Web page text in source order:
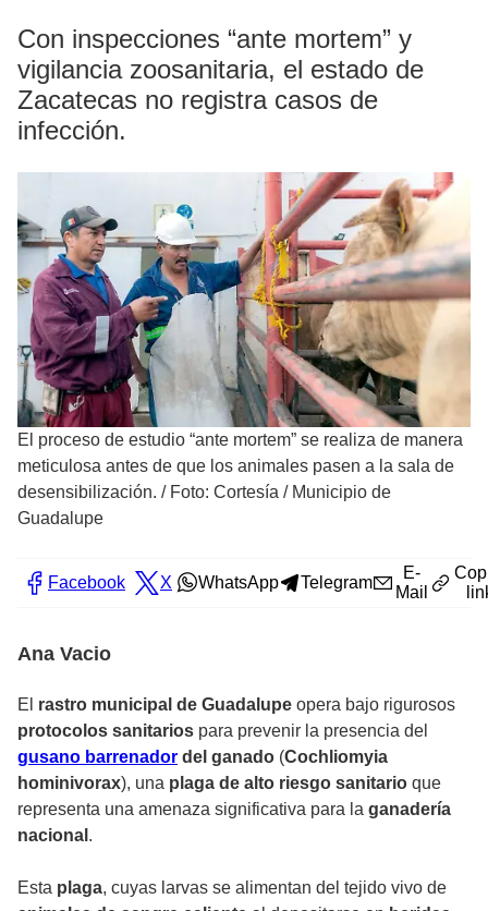
Con inspecciones “ante mortem” y
vigilancia zoosanitaria, el estado de
Zacatecas no registra casos de
infección.
El proceso de estudio “ante mortem” se realiza de manera
meticulosa antes de que los animales pasen a la sala de
desensibilización. / Foto: Cortesía / Municipio de
Guadalupe
Facebook X WhatsApp Telegram
E-
Mail
Ana Vacio
El rastro municipal de Guadalupe opera bajo rigurosos
protocolos sanitarios para prevenir la presencia del
gusano barrenador del ganado (Cochliomyia
hominivorax), una plaga de alto riesgo sanitario que
representa una amenaza significativa para la ganadería
nacional .
Esta plaga, cuyas larvas se alimentan del tejido vivo de